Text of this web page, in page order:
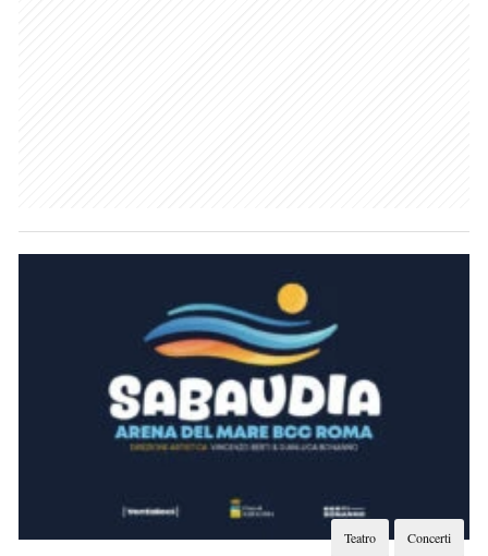
Concerti
Teatro